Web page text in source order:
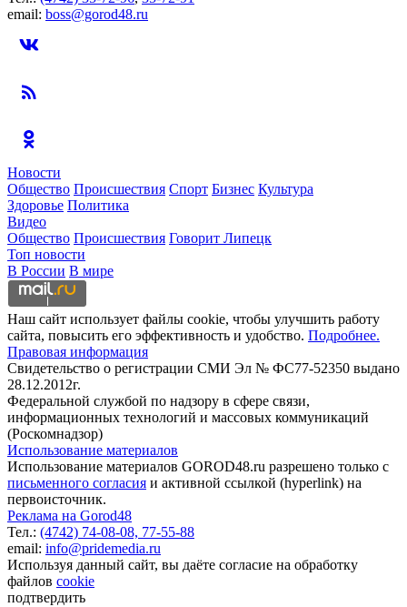
email: boss@gorod48.ru
Новости
Общество Происшествия Спорт Бизнес Культура
Здоровье Политика
Видео
Общество Происшествия Говорит Липецк
Топ новости
В России В мире
Наш сайт использует файлы cookie, чтобы улучшить работу
сайта, повысить его эффективность и удобство. Подробнее.
Правовая информация
Свидетельство о регистрации СМИ Эл № ФС77-52350 выдано
28.12.2012г.
Федеральной службой по надзору в сфере связи,
информационных технологий и массовых коммуникаций
(Роскомнадзор)
Использование материалов
Использование материалов GOROD48.ru разрешено только с
письменного согласия и активной ссылкой (hyperlink) на
первоисточник.
Реклама на Gorod48
Тел.: (4742) 74-08-08, 77-55-88
email: info@pridemedia.ru
Используя данный сайт, вы даёте согласие на обработку
файлов cookie
подтвердить